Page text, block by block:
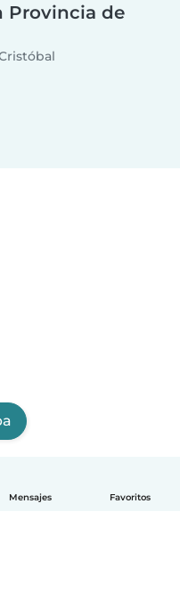
Mensajes Favoritos
Provincia de